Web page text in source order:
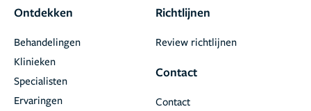
Ontdekken
Behandelingen
Klinieken
Specialisten
Ervaringen
Richtlijnen
Review richtlijnen
Contact
Contact